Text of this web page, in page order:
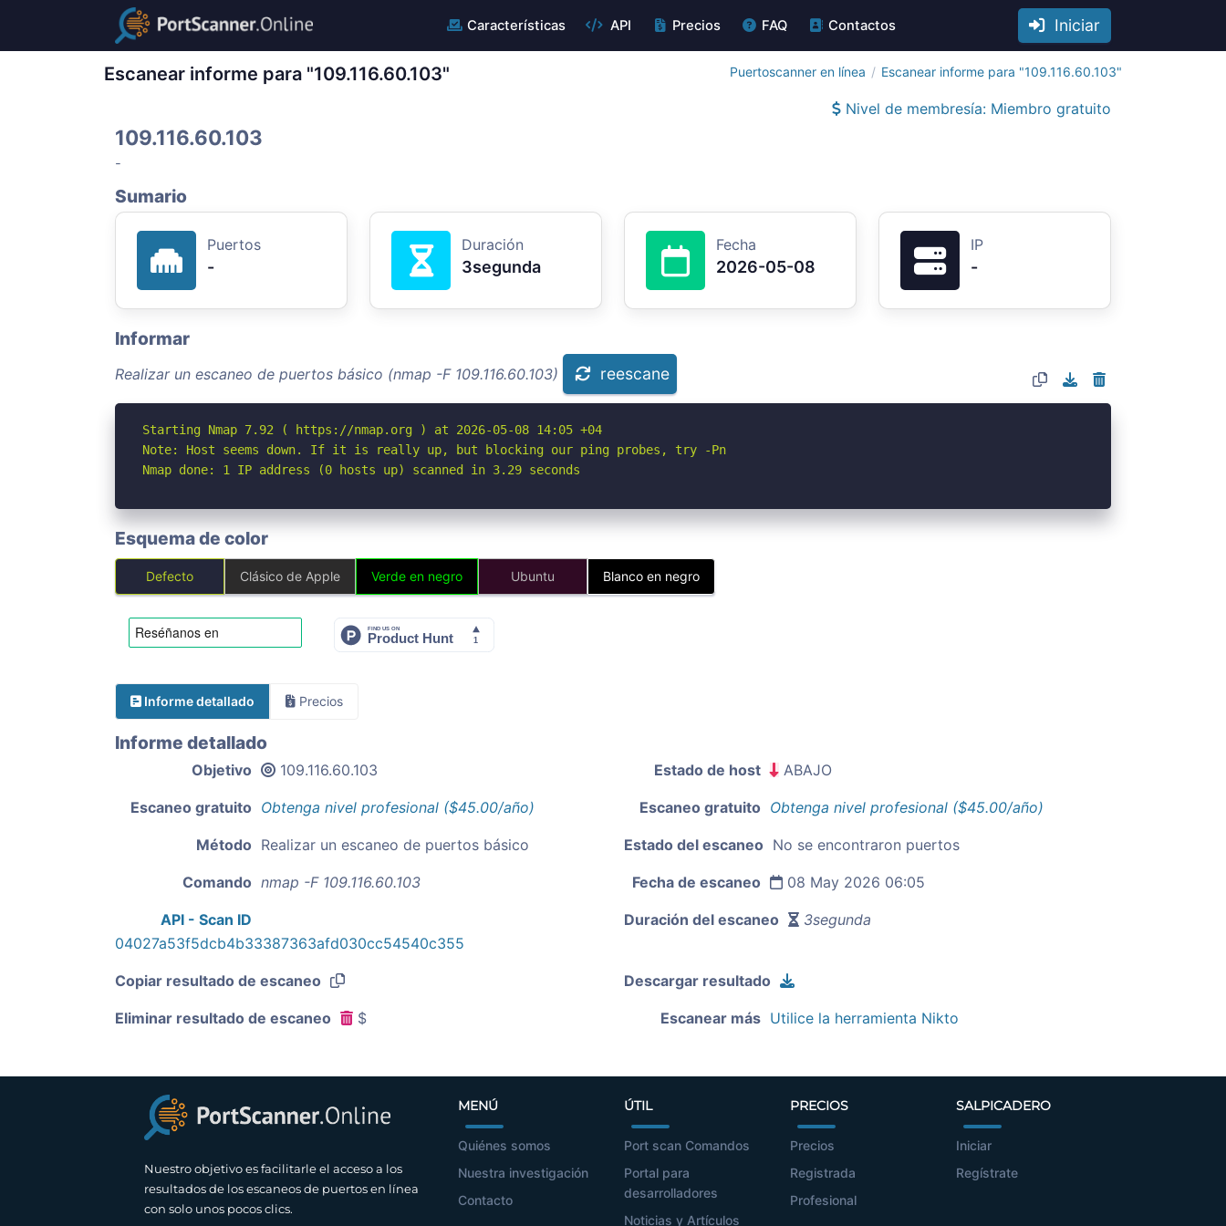
Características API Precios FAQ Contactos Iniciar
Escanear informe para "109.116.60.103" Puertoscanner en línea Escanear informe para "109.116.60.103"
Nivel de membresía: Miembro gratuito
109.116.60.103
-
Sumario
Puertos
-
Duración
3segunda
Fecha
2026-05-08
IP
-
Informar
Realizar un escaneo de puertos básico (nmap -F 109.116.60.103) reescane
Starting Nmap 7.92 ( https://nmap.org ) at 2026-05-08 14:05 +04
Note: Host seems down. If it is really up, but blocking our ping probes, try -Pn
Nmap done: 1 IP address (0 hosts up) scanned in 3.29 seconds
Esquema de color
Defecto Clásico de Apple Verde en negro Ubuntu Blanco en negro
Informe detallado Precios
Informe detallado
Objetivo 109.116.60.103 Estado de host ABAJO
Escaneo gratuito Obtenga nivel profesional ($45.00/año) Escaneo gratuito Obtenga nivel profesional ($45.00/año)
Método Realizar un escaneo de puertos básico Estado del escaneo No se encontraron puertos
Comando nmap -F 109.116.60.103 Fecha de escaneo 08 May 2026 06:05
API - Scan ID
04027a53f5dcb4b33387363afd030cc54540c355
Duración del escaneo 3segunda
Copiar resultado de escaneo Descargar resultado
Eliminar resultado de escaneo $ Escanear más Utilice la herramienta Nikto
Nuestro objetivo es facilitarle el acceso a los
resultados de los escaneos de puertos en línea
con solo unos pocos clics.
MENÚ
Quiénes somos
Nuestra investigación
Contacto
ÚTIL
Port scan Comandos
Portal para
desarrolladores
Noticias y Artículos
PRECIOS
Precios
Registrada
Profesional
SALPICADERO
Iniciar
Regístrate